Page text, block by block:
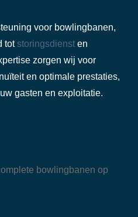
voor bowlingbanen,
tot storingsdienst en
zorgen wij voor
en optimale prestaties,
gasten en exploitatie.
bowlingbanen op